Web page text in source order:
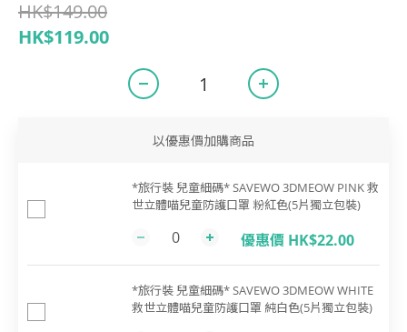
HK$149.00
HK$119.00
以優惠價加購商品
*旅行裝 兒童細碼* SAVEWO 3DMEOW PINK 救
世立體喵兒童防護口罩 粉紅色(5片獨立包裝)
優惠價 HK$22.00
*旅行裝 兒童細碼* SAVEWO 3DMEOW WHITE
救世立體喵兒童防護口罩 純白色(5片獨立包裝)